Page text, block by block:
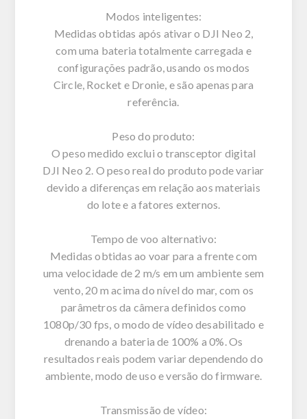
Modos inteligentes:
Medidas obtidas após ativar o DJI Neo 2,
com uma bateria totalmente carregada e
configurações padrão, usando os modos
Circle, Rocket e Dronie, e são apenas para
referência.
Peso do produto:
O peso medido exclui o transceptor digital
DJI Neo 2. O peso real do produto pode variar
devido a diferenças em relação aos materiais
do lote e a fatores externos.
Tempo de voo alternativo:
Medidas obtidas ao voar para a frente com
uma velocidade de 2 m/s em um ambiente sem
vento, 20 m acima do nível do mar, com os
parâmetros da câmera definidos como
1080p/30 fps, o modo de vídeo desabilitado e
drenando a bateria de 100% a 0%. Os
resultados reais podem variar dependendo do
ambiente, modo de uso e versão do firmware.
Transmissão de vídeo: